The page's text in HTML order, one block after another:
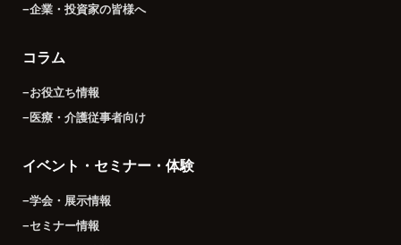
−企業・投資家の皆様へ
コラム
−お役立ち情報
−医療・介護従事者向け
イベント・セミナー・体験
−学会・展示情報
−セミナー情報